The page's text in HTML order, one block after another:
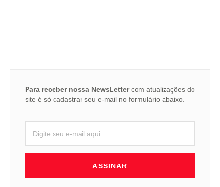
Para receber nossa NewsLettercom atualizações do
site é só cadastrar seu e-mail no formulário abaixo.
ASSINAR